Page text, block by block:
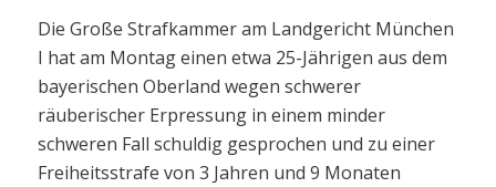
Die Große Strafkammer am Landgericht München
I hat am Montag einen etwa 25-Jährigen aus dem
bayerischen Oberland wegen schwerer
räuberischer Erpressung in einem minder
schweren Fall schuldig gesprochen und zu einer
Freiheitsstrafe von 3 Jahren und 9 Monaten